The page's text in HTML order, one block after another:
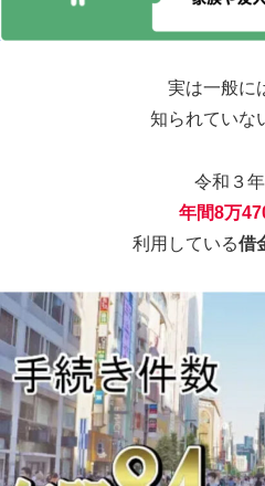
実は一般に
知られていな
令和３
年間8万
利用している借